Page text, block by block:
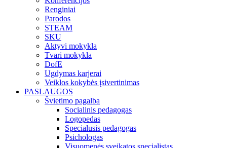
Renginiai
Parodos
STEAM
SKU
Aktyvi mokykla
Tvari mokykla
DofE
Ugdymas karjerai
Veiklos kokybės įsivertinimas
PASLAUGOS
Švietimo pagalba
Socialinis pedagogas
Logopedas
Specialusis pedagogas
Psichologas
Visuomenės sveikatos specialistas